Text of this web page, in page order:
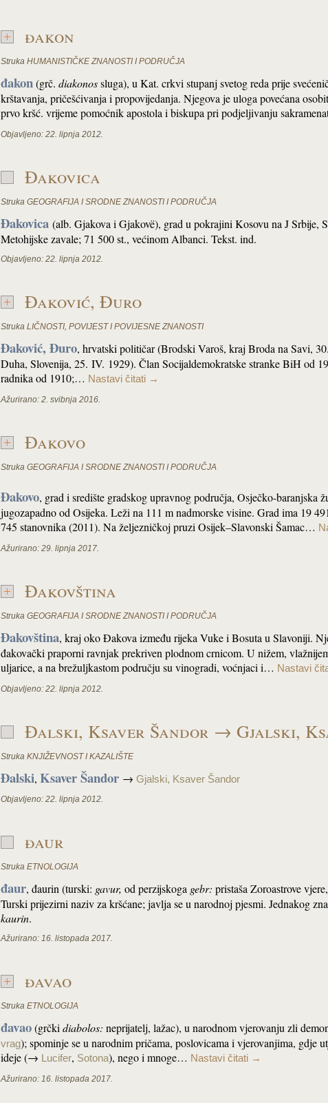
đakon
Struka HUMANISTIČKE ZNANOSTI I PODRUČJA
đakon(grč. diakonossluga), u Kat. crkvi stupanj svetog reda prije
krštavanja, pričešćivanja i propovijedanja. Njegova je uloga povećana
prvo kršć. vrijeme pomoćnik apostola i biskupa pri podjeljivanju
Objavljeno: 22. lipnja 2012.
Đakovica
Struka GEOGRAFIJA I SRODNE ZNANOSTI I PODRUČJA
Đakovica (alb. Gjakova i Gjakovë), grad u pokrajini Kosovu na J Srbije,
Metohijske zavale; 71 500 st., većinom Albanci. Tekst. ind.
Objavljeno: 22. lipnja 2012.
Đaković, Đuro
Struka LIČNOSTI, POVIJEST I POVIJESNE ZNANOSTI
Đaković, Đuro, hrvatski političar (Brodski Varoš, kraj Broda na Savi,
Duha, Slovenija, 25. IV. 1929). Član Socijaldemokratske stranke BiH od
radnika od 1910;… Nastavi čitati →
Ažurirano: 2. svibnja 2016.
Đakovo
Struka GEOGRAFIJA I SRODNE ZNANOSTI I PODRUČJA
Đakovo, grad i središte gradskog upravnog područja, Osječko-baranjska
jugozapadno od Osijeka. Leži na 111 m nadmorske visine. Grad ima 19
745 stanovnika (2011). Na željezničkoj pruzi Osijek–Slavonski Šamac…
Ažurirano: 29. lipnja 2017.
Đakovština
Struka GEOGRAFIJA I SRODNE ZNANOSTI I PODRUČJA
Đakovština, kraj oko Đakova između rijeka Vuke i Bosuta u Slavoniji.
đakovački praporni ravnjak prekriven plodnom crnicom. U nižem,
uljarice, a na brežuljkastom području su vinogradi, voćnjaci i… Nastavi
Objavljeno: 22. lipnja 2012.
Đalski, Ksaver Šandor → Gjalski,
Struka KNJIŽEVNOST I KAZALIŠTE
Đalski, Ksaver Šandor → Gjalski, Ksaver Šandor
Objavljeno: 22. lipnja 2012.
đaur
Struka ETNOLOGIJA
đaur, đaurin (turski: gavur, od perzijskoga gebr: pristaša Zoroastrove
Turski prijezirni naziv za kršćane; javlja se u narodnoj pjesmi. Jednakog
kaurin.
Ažurirano: 16. listopada 2017.
đavao
Struka ETNOLOGIJA
đavao(grčki diabolos: neprijatelj, lažac), u narodnom vjerovanju zli
vrag); spominje se u narodnim pričama, poslovicama i vjerovanjima, gdje
ideje (→
Lucifer, Sotona), nego i mnoge… Nastavi čitati →
Ažurirano: 16. listopada 2017.